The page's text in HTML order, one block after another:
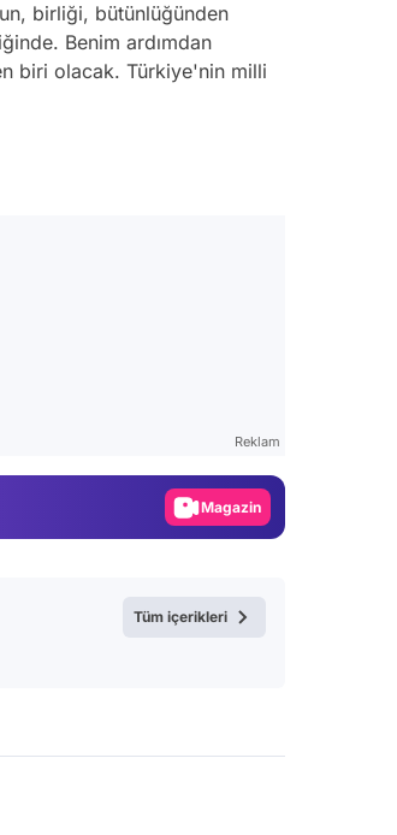
birliği, bütünlüğünden
Benim ardımdan
biri olacak. Türkiye'nin milli
Reklam
Magazin
Tüm içerikleri